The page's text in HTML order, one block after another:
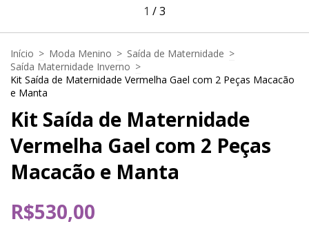
1 /3
Início > Moda Menino > Saída de Maternidade >
Saída Maternidade Inverno >
Kit Saída de Maternidade Vermelha Gael com 2 Peças Macacão
e Manta
Kit Saída de Maternidade
Vermelha Gael com 2 Peças
Macacão e Manta
R$530,00